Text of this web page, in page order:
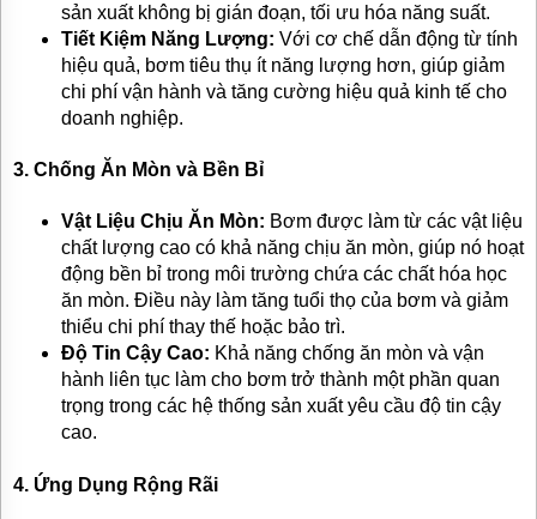
sản xuất không bị gián đoạn, tối ưu hóa năng suất.
Tiết Kiệm Năng Lượng: Với cơ chế dẫn động từ tính
hiệu quả, bơm tiêu thụ ít năng lượng hơn, giúp giảm
chi phí vận hành và tăng cường hiệu quả kinh tế cho
doanh nghiệp.
3. Chống Ăn Mòn và Bền Bỉ
Vật Liệu Chịu Ăn Mòn: Bơm được làm từ các vật liệu
chất lượng cao có khả năng chịu ăn mòn, giúp nó hoạt
động bền bỉ trong môi trường chứa các chất hóa học
ăn mòn. Điều này làm tăng tuổi thọ của bơm và giảm
thiểu chi phí thay thế hoặc bảo trì.
Độ Tin Cậy Cao: Khả năng chống ăn mòn và vận
hành liên tục làm cho bơm trở thành một phần quan
trọng trong các hệ thống sản xuất yêu cầu độ tin cậy
cao.
4. Ứng Dụng Rộng Rãi